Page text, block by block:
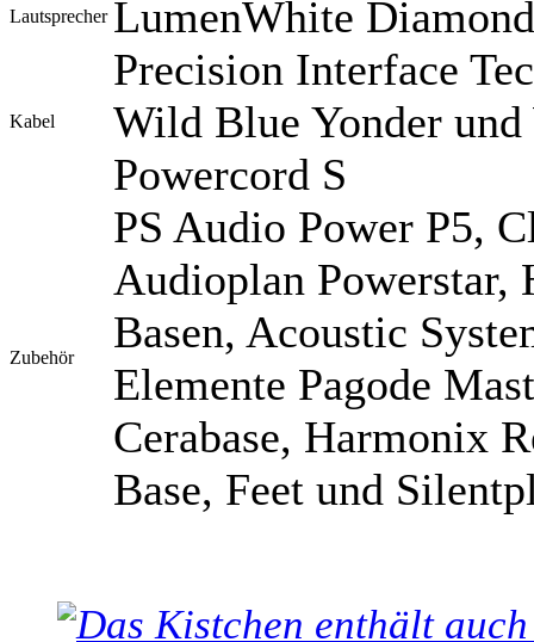
Lautsprecher LumenWhite
Kabel
Precision Interface
Wild Blue Yonder
Powercord S
Zubehör
PS Audio Power P5,
Audioplan Powerstar,
Basen, Acoustic
Elemente Pagode
Cerabase, Harmonix
Base, Feet und